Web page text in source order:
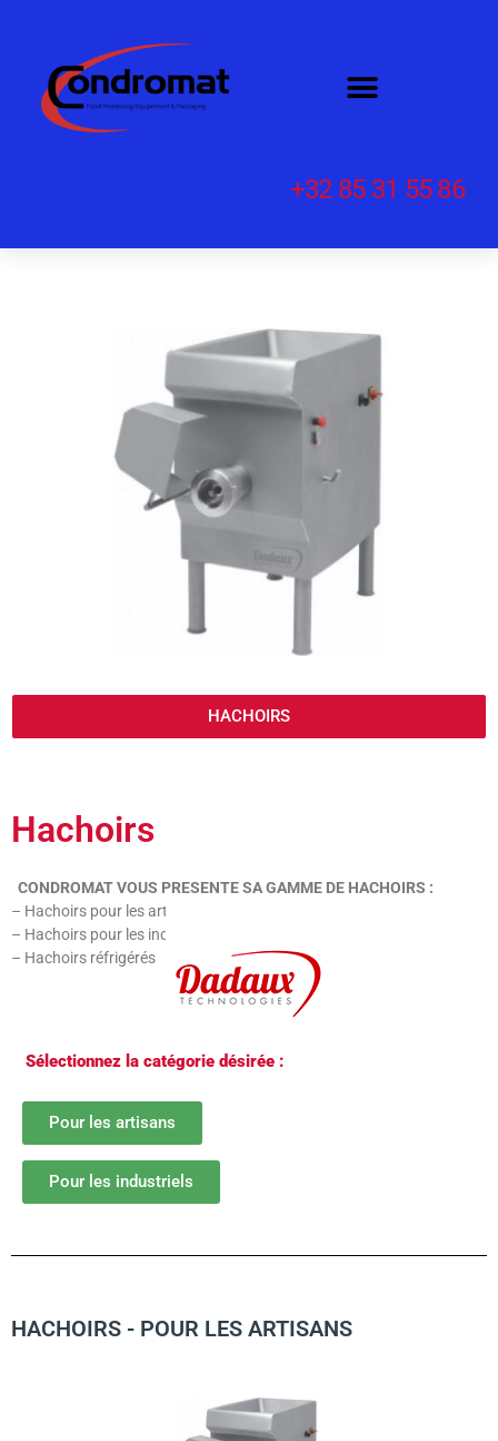
+32 85 31 55 86
HACHOIRS
Hachoirs
CONDROMAT VOUS PRESENTE SA GAMME DE HACHOIRS :
– Hachoirs pour les artisans
– Hachoirs pour les industriels
– Hachoirs réfrigérés
Sélectionnez la catégorie désirée :
Pour les artisans
Pour les industriels
HACHOIRS - POUR LES ARTISANS